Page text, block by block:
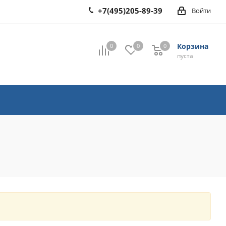
Войти
+7(495)205-89-39
0 0 Корзина
0
пуста
0